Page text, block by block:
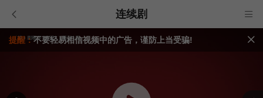
连续剧
提醒：不要轻易相信视频中的广告，谨防上当受骗!
视频载入速度跟网速有关，请耐心等待几秒钟。